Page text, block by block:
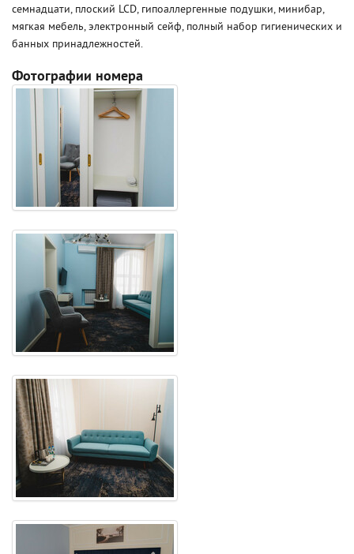
семнадцати, плоский LCD, гипоаллергенные подушки, минибар,
мягкая мебель, электронный сейф, полный набор гигиенических и
банных принадлежностей.
Фотографии номера